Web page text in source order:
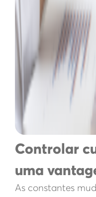
Controlar
uma
As constantes